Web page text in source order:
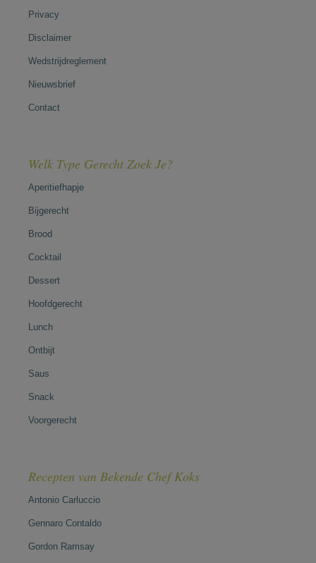
Privacy
Disclaimer
Wedstrijdreglement
Nieuwsbrief
Contact
Welk Type Gerecht Zoek Je?
Aperitiefhapje
Bijgerecht
Brood
Cocktail
Dessert
Hoofdgerecht
Lunch
Ontbijt
Saus
Snack
Voorgerecht
Recepten van Bekende Chef Koks
Antonio Carluccio
Gennaro Contaldo
Gordon Ramsay